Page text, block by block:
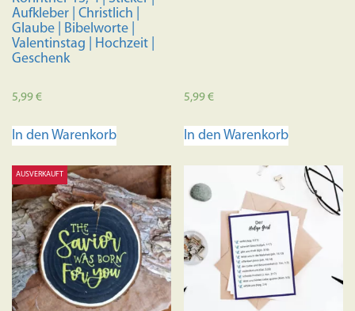
werden
Aufkleber | Christlich |
Glaube | Bibelworte |
Valentinstag | Hochzeit |
Geschenk
5,99€
In den Warenkorb
5,99€
In den Warenkorb
AUSVERKAUFT